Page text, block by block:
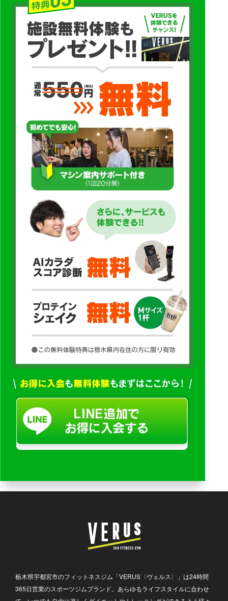
栃木県宇都宮市のフィットネスジム「VERUS〈ヴェルス〉」は24時間
365日営業のスポーツジムブランド。あらゆるライフスタイルに合わせ